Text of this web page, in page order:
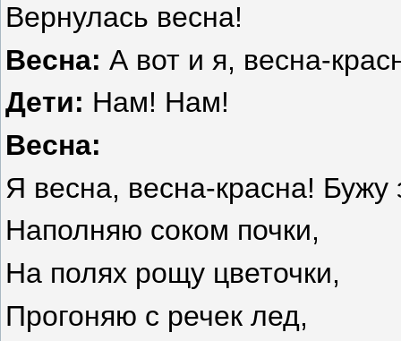
Вернулась весна!
Весна: А вот и я, весна-
Дети: Нам! Нам!
Весна:
Я весна, весна-красна!
Наполняю соком почки,
На полях рощу цветочки,
Прогоняю с речек лед,